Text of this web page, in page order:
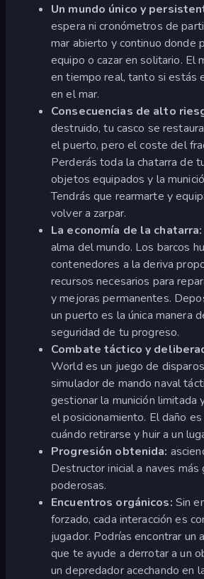
Un mundo único y
espera ni cronómetros de
mar abierto y continuo donde
equipo o cazar en solitario. El
en tiempo real, tanto si estás
en el mar.
Consecuencias de alto
destruido, tu casco se
el puerto, pero el coste del
Perderás toda la chatarra de
objetos equipados y la
Tendrás que rearmarte y
volver a zarpar.
La economía de la chatarra:
alma del mundo. Los barcos
contenedores a la deriva
recursos necesarios para
y mejoras permanentes.
un puerto es la única manera
seguridad de tu progreso.
Combate táctico y
World es un juego de
simulador de mando naval
gestionar la munición limitada
el posicionamiento. El daño
cuándo retirarse y huir a un
Progresión obtenida:
Destructor inicial a naves más
poderosas.
Encuentros orgánicos: Sin
forzado, cada interacción es
jugador. Podrías encontrar un
que te ayude a derrotar a un
un depredador acechando en